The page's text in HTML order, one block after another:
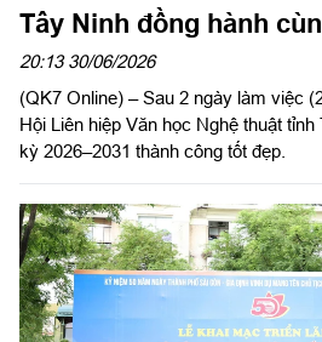
Tây Ninh đồng hành
kinh tế - xã hội địa
20:13 30/06/2026
(QK7 Online) – Sau 2 ngày làm việc
Hội Liên hiệp Văn học Nghệ thuật
kỳ 2026–2031 thành công tốt đẹp.